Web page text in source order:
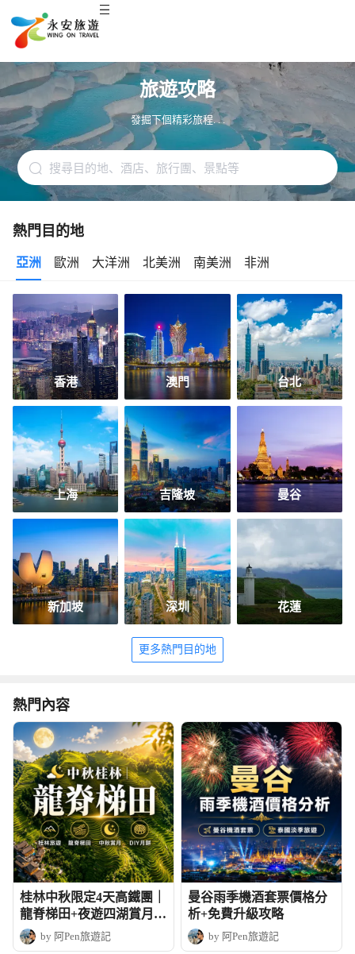
旅遊攻略
發掘下個精彩旅程. . .
熱門目的地
亞洲 歐洲 大洋洲 北美洲 南美洲 非洲
香港 澳門 台北
上海 吉隆坡 曼谷
新加坡 深圳 花蓮
更多熱門目的地
熱門內容
桂林中秋限定4天高鐵團｜
龍脊梯田+夜遊四湖賞月+
DIY月餅
by 阿Pen旅遊記
曼谷雨季機酒套票價格分
析+免費升級攻略
by 阿Pen旅遊記